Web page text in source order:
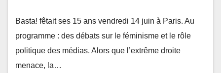
Basta! fêtait ses 15 ans vendredi 14 juin à Paris. Au
programme : des débats sur le féminisme et le rôle
politique des médias. Alors que l’extrême droite
menace, la…